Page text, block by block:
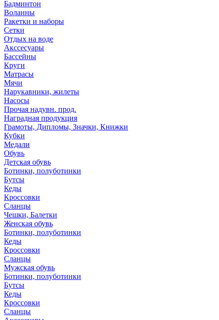
Бадминтон
Воланны
Ракетки и наборы
Сетки
Отдых на воде
Акссесуары
Бассейны
Круги
Матрасы
Мячи
Нарукавники, жилеты
Насосы
Прочая надувн. прод.
Наградная продукция
Грамоты, Дипломы, Значки, Книжки
Кубки
Медали
Обувь
Детская обувь
Ботинки, полуботинки
Бутсы
Кеды
Кроссовки
Сланцы
Чешки, Балетки
Женская обувь
Ботинки, полуботинки
Кеды
Кроссовки
Сланцы
Мужская обувь
Ботинки, полуботинки
Бутсы
Кеды
Кроссовки
Сланцы